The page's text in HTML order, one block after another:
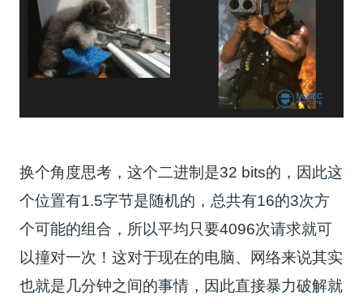
换个角度思考，这个二进制是32 bits的，因此这
个位置有1.5字节是随机的，总共有16的3次方
个可能的组合，所以平均只要4096次请求就可
以撞对一次！这对于现在的电脑、网络来说其实
也就是几分钟之间的事情，因此直接暴力破解就